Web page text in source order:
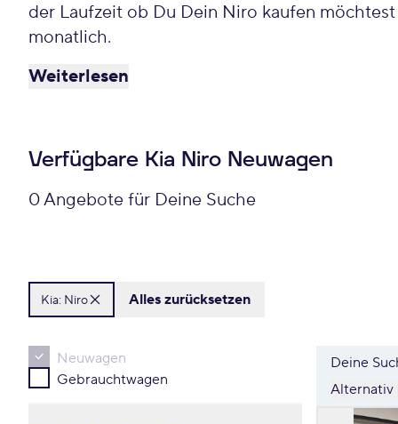
der Laufzeit ob Du Dein Niro kaufen
monatlich.
Weiterlesen
Verfügbare Kia Niro Neuwagen
0 Angebote für Deine Suche
Kia: Niro Alles zurücksetzen
Neuwagen
Gebrauchtwagen
Deine
Alternativ